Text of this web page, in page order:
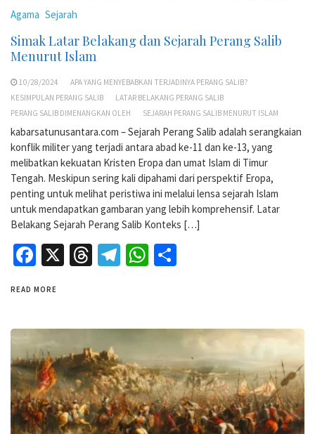
Agama Sejarah
Simak Latar Belakang dan Sejarah Perang Salib
Menurut Islam
10/28/2024
APA YANG MENYEBABKAN TERJADINYA PERANG SALIB?
KESIMPULAN PERANG SALIB
LATAR BELAKANG PERANG SALIB
PERANG SALIB DIMENANGKAN OLEH
SEJARAH PERANG SALIB MENURUT ISLAM
kabarsatunusantara.com – Sejarah Perang Salib adalah serangkaian
konflik militer yang terjadi antara abad ke-11 dan ke-13, yang
melibatkan kekuatan Kristen Eropa dan umat Islam di Timur
Tengah. Meskipun sering kali dipahami dari perspektif Eropa,
penting untuk melihat peristiwa ini melalui lensa sejarah Islam
untuk mendapatkan gambaran yang lebih komprehensif. Latar
Belakang Sejarah Perang Salib Konteks […]
Facebook
X Threads
Telegram
WhatsApp
READ MORE